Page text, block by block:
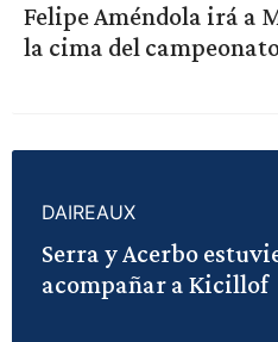
Felipe Améndola irá a
la cima del
DAIREAUX
Serra y Acerbo
acompañar a Kicillof